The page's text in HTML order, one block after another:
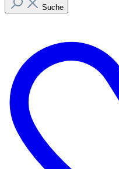
Suche